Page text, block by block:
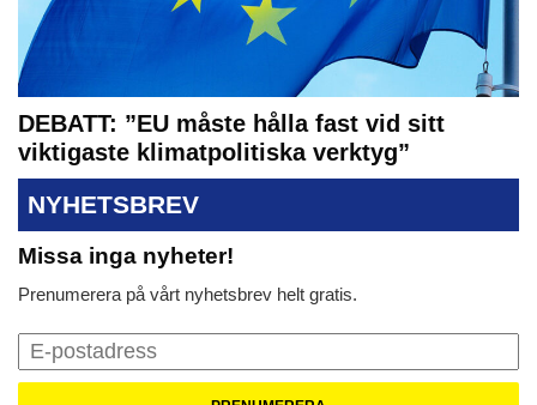
DEBATT: ”EU måste hålla fast vid sitt
viktigaste klimatpolitiska verktyg”
NYHETSBREV
Missa inga nyheter!
Prenumerera på vårt nyhetsbrev helt gratis.